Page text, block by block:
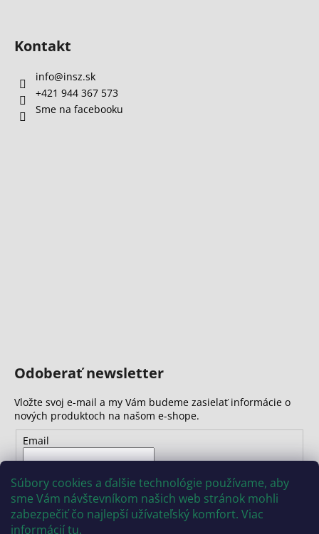
Súbory cookies a ďalšie technológie používame, aby
sme Vám návštevníkom našich web stránok mohli
zabezpečiť čo najlepší užívateľský komfort. Viac
informáciítu.
Kontakt
info@insz.sk
+421 944 367 573
Sme na facebooku
Odoberať newsletter
Vložte svoj e-mail a my Vám budeme zasielať informácie o
nových produktoch na našom e-shope.
Email
osobných údajov
PRIHLÁSIŤ SA